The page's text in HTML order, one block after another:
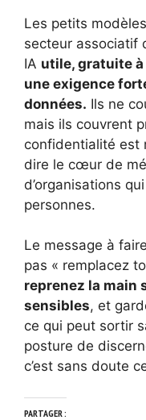
Les petits
secteur associatif
IA utile, gratuite à
une exigence
données. Ils ne
mais ils couvrent
confidentialité est
dire le cœur de
d’organisations
personnes.
Le message à
pas « remplacez
reprenez la main
sensibles, et
ce qui peut sortir
posture de
c’est sans doute
PARTAGER :